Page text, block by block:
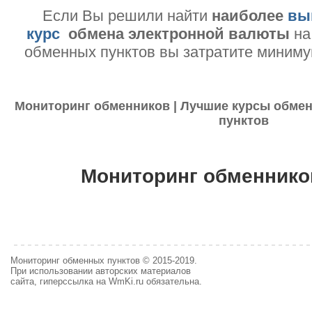
Если Вы решили найти наиболее
курс обмена электронной валюты
обменных пунктов вы затратите
Мониторинг обменников | Лучшие курсы
пунктов
Мониторинг
Мониторинг обменных пунктов © 2015-2019.
При использовании авторских материалов
сайта, гиперссылка на WmKi.ru обязательна.